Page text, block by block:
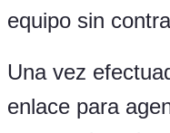
equipo sin
Una vez
enlace para